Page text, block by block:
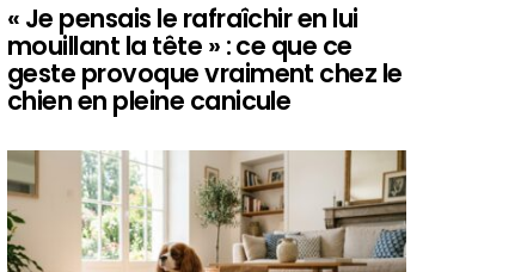
« Je pensais le rafraîchir en lui
mouillant la tête » : ce que ce
geste provoque vraiment chez le
chien en pleine canicule